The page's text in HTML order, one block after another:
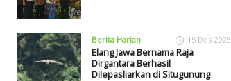
Berita Harian 15 Des 2025
Elang Jawa Bernama Raja
Dirgantara Berhasil
Dilepasliarkan di Situgunung